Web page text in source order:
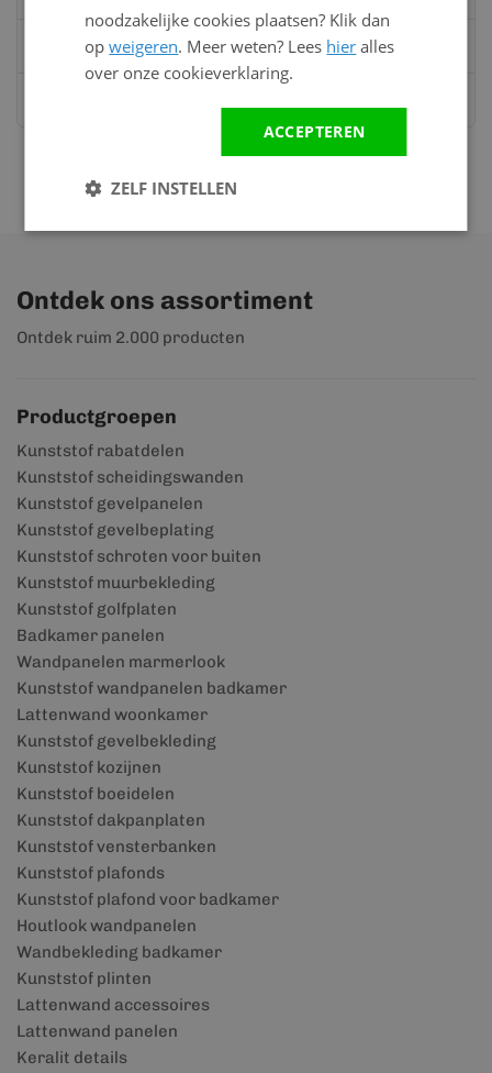
Mailinfo@kunststofbouwmateriaal.nl
Ontdek ons assortiment
Ontdek ruim 2.000 producten
Productgroepen
Kunststof rabatdelen
Kunststof scheidingswanden
Kunststof gevelpanelen
Kunststof gevelbeplating
Kunststof schroten voor buiten
Kunststof muurbekleding
Kunststof golfplaten
Badkamer panelen
Wandpanelen marmerlook
Kunststof wandpanelen badkamer
Lattenwand woonkamer
Kunststof gevelbekleding
Kunststof kozijnen
Kunststof boeidelen
Kunststof dakpanplaten
Kunststof vensterbanken
Kunststof plafonds
Kunststof plafond voor badkamer
Houtlook wandpanelen
Wandbekleding badkamer
Kunststof plinten
Lattenwand accessoires
Lattenwand panelen
Keralit details
noodzakelijke cookies plaatsen? Klik dan
opweigeren. Meer weten? Lees hier alles
over onze cookieverklaring.
ACCEPTEREN
ZELF INSTELLEN